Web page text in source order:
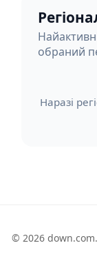
обраний
Наразі
© 2026